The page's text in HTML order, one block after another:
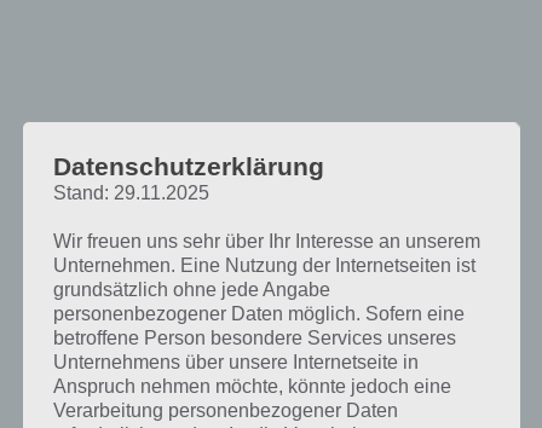
Datenschutzerklärung
Stand: 29.11.2025
Wir freuen uns sehr über Ihr Interesse an unserem
Unternehmen. Eine Nutzung der Internetseiten ist
grundsätzlich ohne jede Angabe
personenbezogener Daten möglich. Sofern eine
betroffene Person besondere Services unseres
Unternehmens über unsere Internetseite in
Anspruch nehmen möchte, könnte jedoch eine
Verarbeitung personenbezogener Daten